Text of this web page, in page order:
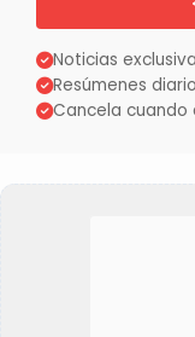
Noticias
Resúmenes
Cancela cuando